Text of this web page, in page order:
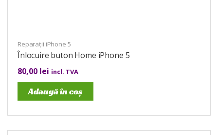
Reparații iPhone 5
Înlocuire buton Home iPhone 5
80,00 lei incl. TVA
Adaugă în coș